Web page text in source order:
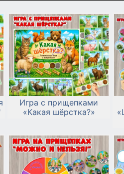
Игра с прищепками
«Какая шёрстка?»